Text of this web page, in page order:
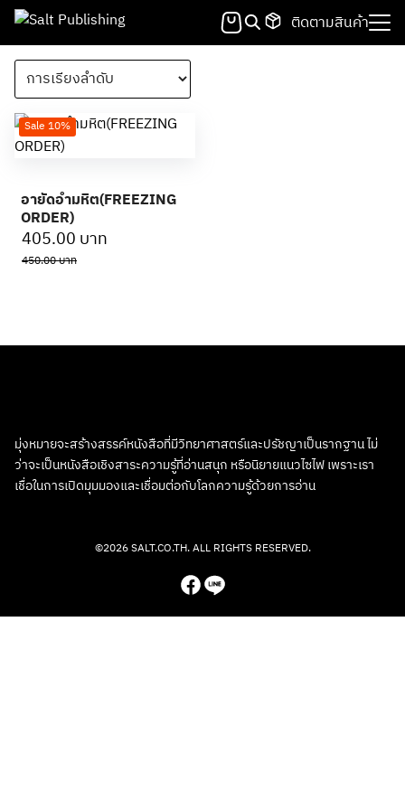
Skip
content
ติดตามสินค้า
Search
for:
Sale 10%
อายัดอำมหิต(FREEZING
ORDER)
450.00บาท
Original
price
405.00 บาท
มุ่งหมายจะสร้างสรรค์หนังสือที่มีวิทยาศาสตร์และปรัชญาเป็นรากฐาน ไม่
ว่าจะเป็นหนังสือเชิงสาระความรู้ที่อ่านสนุก หรือนิยายแนวไซไฟ เพราะเรา
เชื่อในการเปิดมุมมองและเชื่อมต่อกับโลกความรู้ด้วยการอ่าน
©2026 SALT.CO.TH. ALL RIGHTS RESERVED.